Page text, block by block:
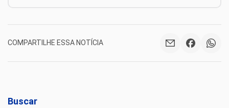
COMPARTILHE ESSA NOTÍCIA
Buscar